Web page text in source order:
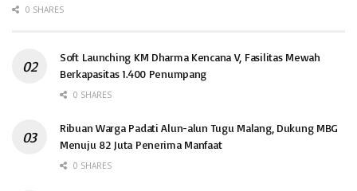
0 SHARES
Soft Launching KM Dharma Kencana V, Fasilitas Mewah
Berkapasitas 1.400 Penumpang
0 SHARES
Ribuan Warga Padati Alun-alun Tugu Malang, Dukung MBG
Menuju 82 Juta Penerima Manfaat
0 SHARES